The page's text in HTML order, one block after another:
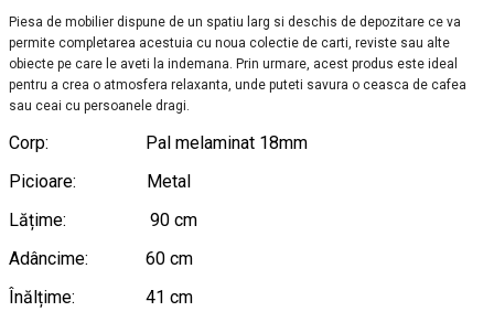
Piesa de mobilier dispune de un spatiu larg si deschis de depozitare ce va
permite completarea acestuia cu noua colectie de carti, reviste sau alte
obiecte pe care le aveti la indemana. Prin urmare, acest produs este ideal
pentru a crea o atmosfera relaxanta, unde puteti savura o ceasca de cafea
sau ceai cu persoanele dragi.
Corp: Pal melaminat 18mm
Picioare: Metal
Lățime: 90 cm
Adâncime: 60 cm
Înălțime: 41 cm